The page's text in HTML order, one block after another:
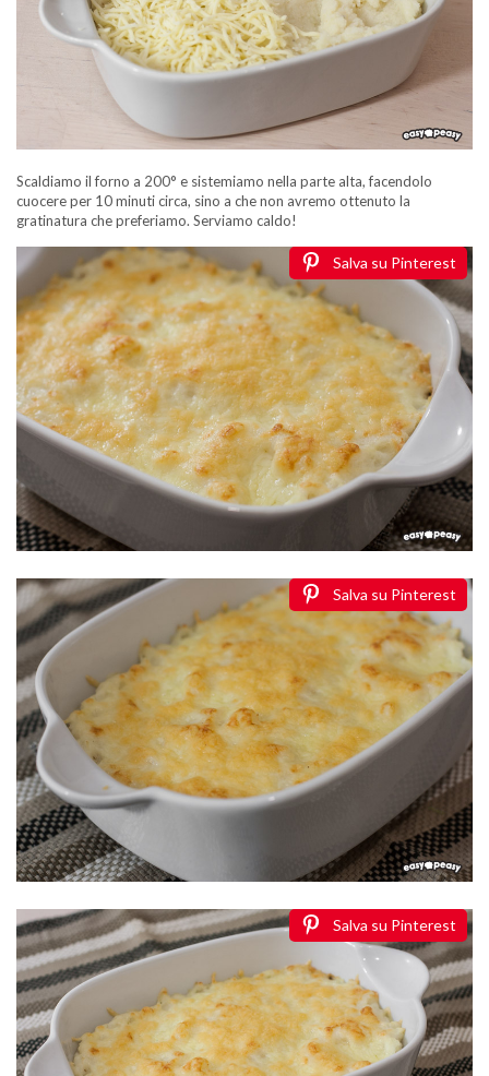
Scaldiamo il forno a 200° e sistemiamo nella parte alta, facendolo
cuocere per 10 minuti circa, sino a che non avremo ottenuto la
gratinatura che preferiamo. Serviamo caldo!
Salva su Pinterest
Salva su Pinterest
Salva su Pinterest